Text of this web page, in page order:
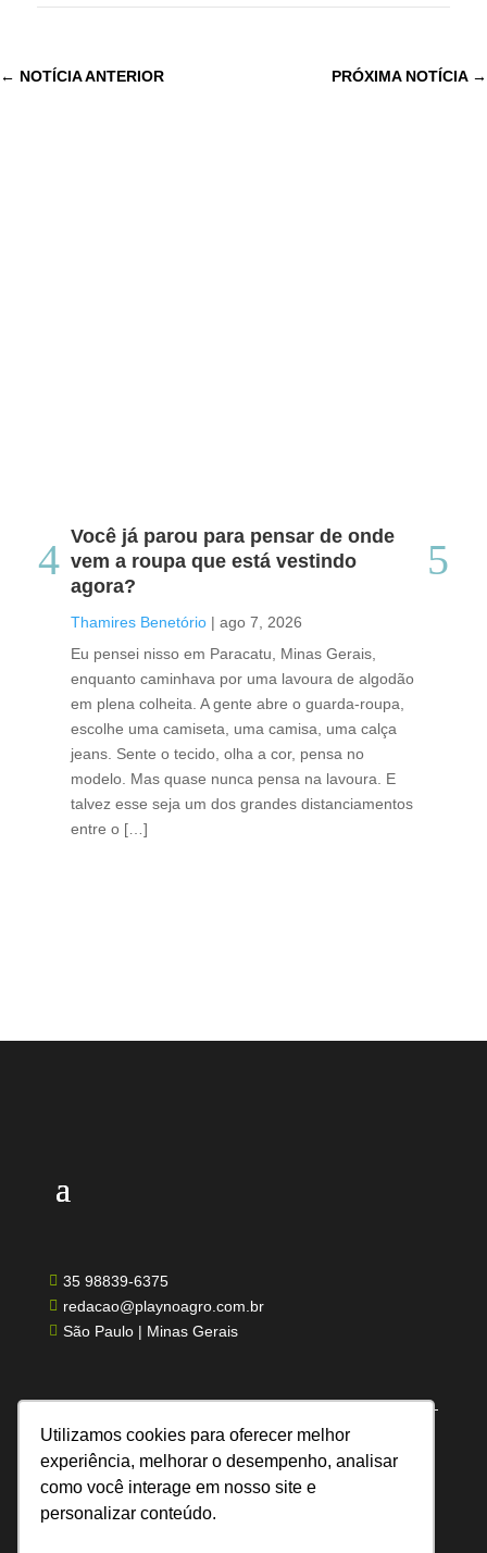
Utilizamos cookies para oferecer melhor
experiência, melhorar o desempenho, analisar
como você interage em nosso site e
personalizar conteúdo.
← NOTÍCIA ANTERIOR PRÓXIMA NOTÍCIA→
Você já parou para pensar de onde
vem a roupa que está vestindo
agora?
Thamires Benetório | ago 7, 2026
Eu pensei nisso em Paracatu, Minas Gerais,
enquanto caminhava por uma lavoura de algodão
em plena colheita. A gente abre o guarda-roupa,
escolhe uma camiseta, uma camisa, uma calça
jeans. Sente o tecido, olha a cor, pensa no
modelo. Mas quase nunca pensa na lavoura. E
talvez esse seja um dos grandes distanciamentos
entre o […]
 35 98839-6375
 redacao@playnoagro.com.br
 São Paulo | Minas Gerais
Todos os direitos reservados | Feito por UN